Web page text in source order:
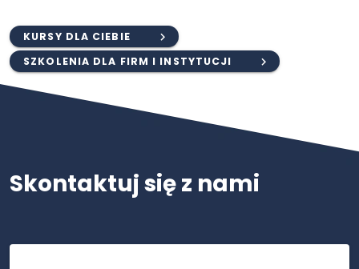
KURSY DLA CIEBIE
SZKOLENIA DLA FIRM I INSTYTUCJI
Skontaktuj się z nami